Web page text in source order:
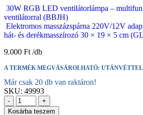
30W RGB LED ventilátorlámpa –
ventilátorral (BBJH)
Elektromos masszázspárna 220V/12V
hát- és derékmasszírozó 30 × 19 × 5 cm
9.000 Ft
A TERMÉK MEGVÁSÁROLHATÓ:
Már csak 20 db van raktáron!
SKU: 49993
-
+
Kosárba teszem